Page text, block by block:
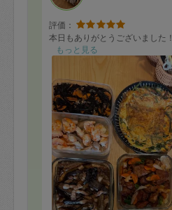
評価：
本日もありがとうございました！
もっと見る